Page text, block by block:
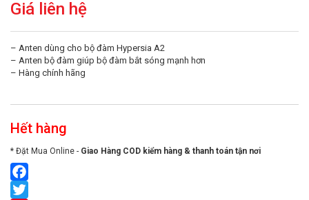
Giá liên hệ
– Anten dùng cho bộ đàm Hypersia A2
– Anten bộ đàm giúp bộ đàm bắt sóng mạnh hơn
– Hàng chính hãng
Hết hàng
* Đặt Mua Online - Giao Hàng COD kiểm hàng & thanh toán tận nơi
Facebook